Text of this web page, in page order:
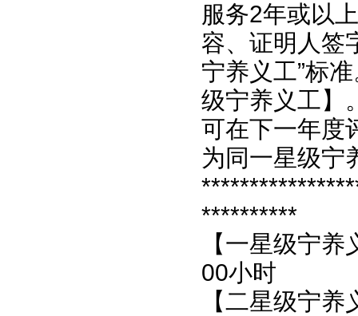
服务2年或以
容、证明人签
宁养义工”标
级宁养义工】
可在下一年度
为同一星级宁
**********
【一星级宁
00小时
【二星级宁